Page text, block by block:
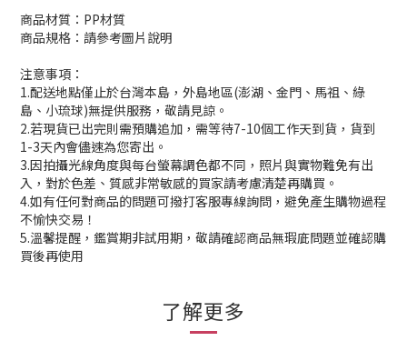
商品材質：PP材質
商品規格：請參考圖片說明
注意事項：
1.配送地點僅止於台灣本島，外島地區(澎湖、金門、馬祖、綠
島、小琉球)無提供服務，敬請見諒。
2.若現貨已出完則需預購追加，需等待7-10個工作天到貨，貨到
1-3天內會儘速為您寄出。
3.因拍攝光線角度與每台螢幕調色都不同，照片與實物難免有出
入，對於色差、質感非常敏感的買家請考慮清楚再購買。
4.如有任何對商品的問題可撥打客服專線詢問，避免產生購物過程
不愉快交易！
5.溫馨提醒，鑑賞期非試用期，敬請確認商品無瑕庛問題並確認購
買後再使用
了解更多